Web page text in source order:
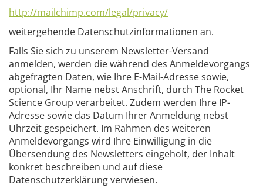
http://mailchimp.com/legal/privacy/
weitergehende Datenschutzinformationen an.
Falls Sie sich zu unserem Newsletter-Versand
anmelden, werden die während des Anmeldevorgangs
abgefragten Daten, wie Ihre E-Mail-Adresse sowie,
optional, Ihr Name nebst Anschrift, durch The Rocket
Science Group verarbeitet. Zudem werden Ihre IP-
Adresse sowie das Datum Ihrer Anmeldung nebst
Uhrzeit gespeichert. Im Rahmen des weiteren
Anmeldevorgangs wird Ihre Einwilligung in die
Übersendung des Newsletters eingeholt, der Inhalt
konkret beschreiben und auf diese
Datenschutzerklärung verwiesen.